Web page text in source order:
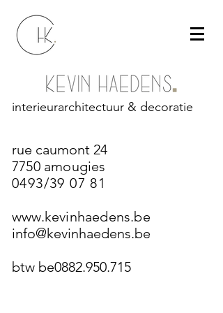
interieurarchitectuur & decoratie
rue caumont 24
7750 amougies
0493/39 07 81
www.kevinhaedens.be
info@kevinhaedens.be
btw be0882.950.715